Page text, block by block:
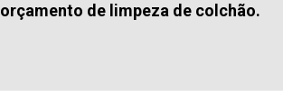
orçamento de limpeza de colchão.